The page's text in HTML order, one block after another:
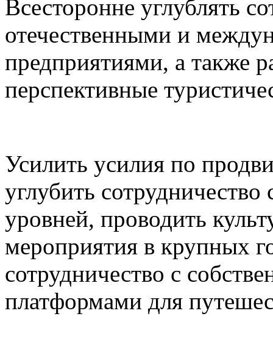
Всесторонне углублять
отечественными и
предприятиями, а также
перспективные
Усилить усилия по
углубить
уровней, проводить
мероприятия в крупных
сотрудничество с
платформами для